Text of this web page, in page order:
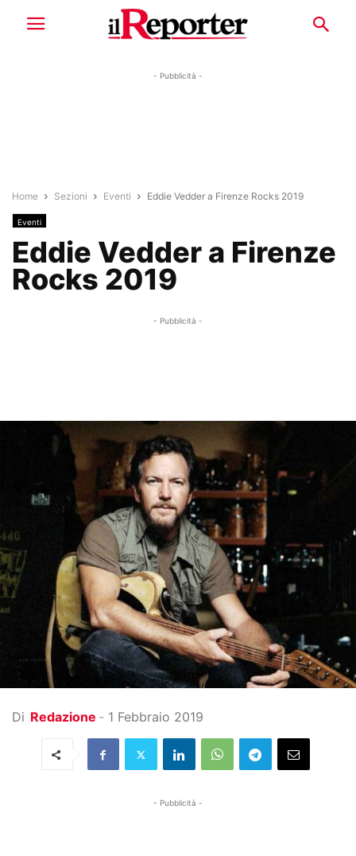
- Pubblicità -
Home Sezioni Eventi Eddie Vedder a Firenze Rocks 2019
Eventi
Eddie Vedder a Firenze
Rocks 2019
- Pubblicità -
Di Redazione - 1 Febbraio 2019
- Pubblicità -